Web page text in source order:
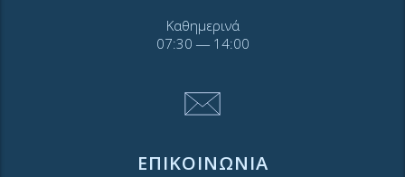
Καθημερινά
07:30 ― 14:00
ΕΠΙΚΟΙΝΩΝΙΑ